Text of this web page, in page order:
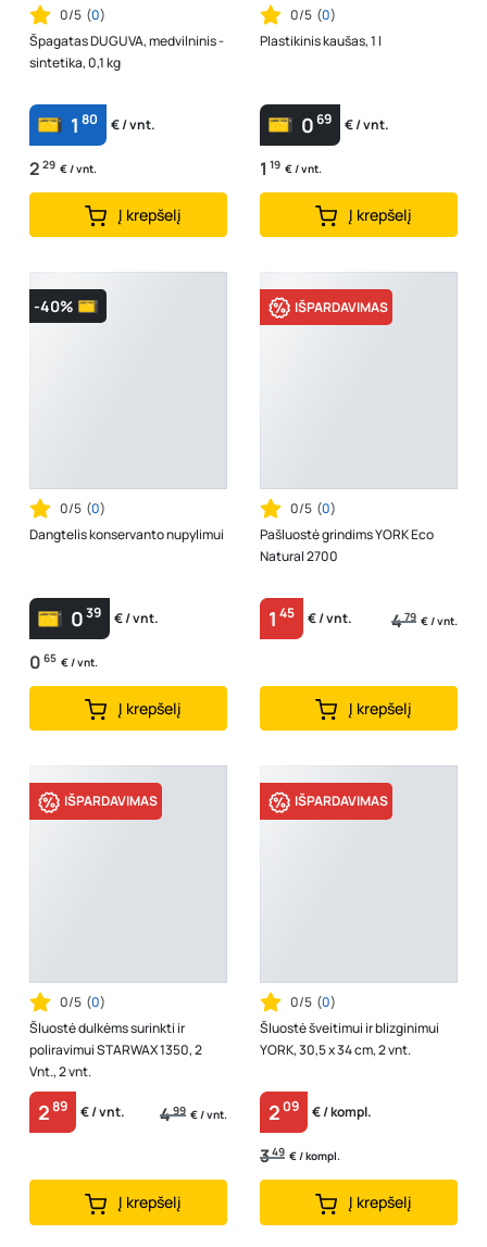
0/5 (0)
Špagatas DUGUVA, medvilninis -
sintetika, 0,1 kg
1 80 € / vnt.
2 29 € / vnt.
Į krepšelį
0/5 (0)
Plastikinis kaušas, 1 l
069 € / vnt.
1 19 € / vnt.
Į krepšelį
-40%
0/5 (0)
Dangtelis konservanto nupylimui
039 € / vnt.
0 65 € / vnt.
Į krepšelį
IŠPARDAVIMAS
0/5 (0)
Pašluostė grindims YORK Eco
Natural 2700
1 45 € / vnt. 479 € / vnt.
Į krepšelį
IŠPARDAVIMAS
0/5 (0)
Šluostė dulkėms surinkti ir
poliravimui STARWAX 1350, 2
Vnt., 2 vnt.
289 € / vnt. 499 € / vnt.
Į krepšelį
IŠPARDAVIMAS
0/5 (0)
Šluostė šveitimui ir blizginimui
YORK, 30,5 x 34 cm, 2 vnt.
209 € / kompl.
349 € / kompl.
Į krepšelį